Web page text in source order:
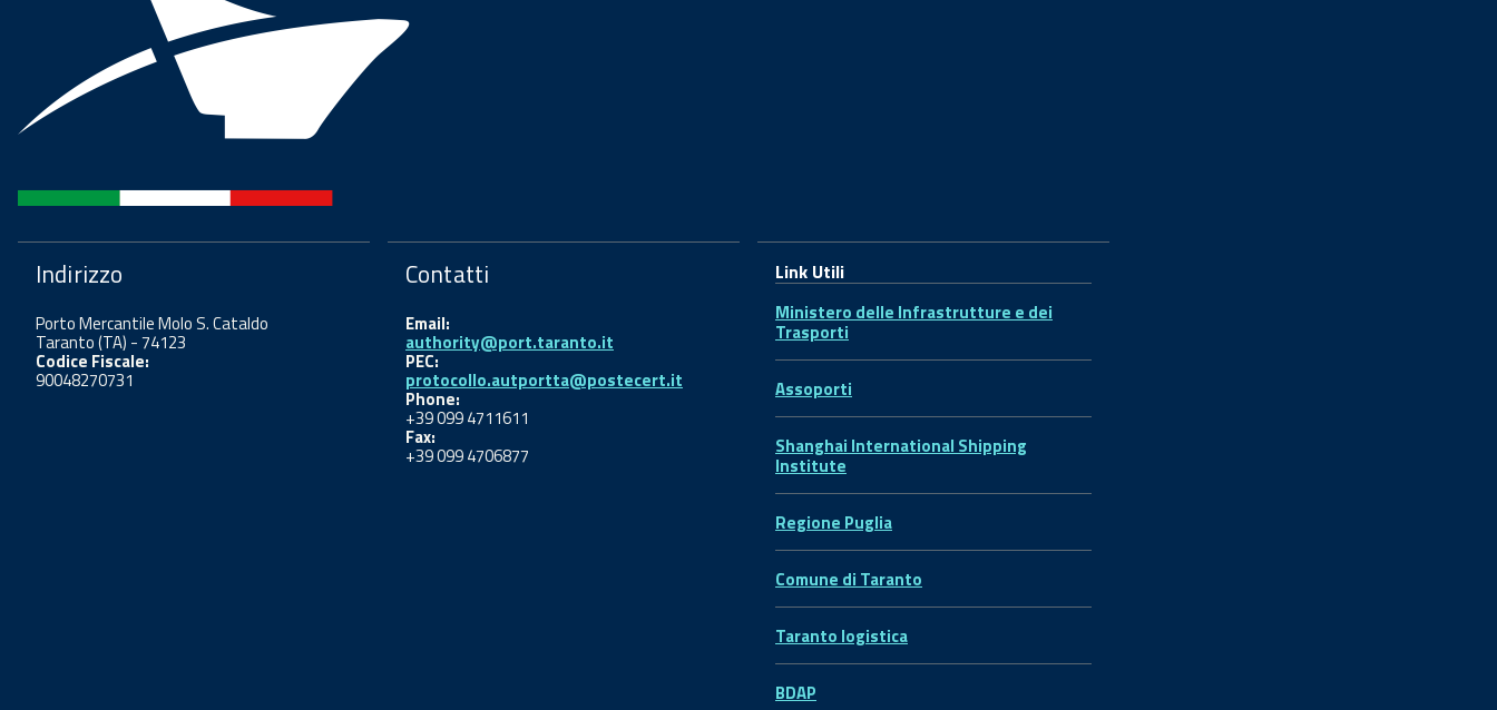
Indirizzo
Porto Mercantile Molo S. Cataldo
Taranto (TA) - 74123
Codice Fiscale:
90048270731
Contatti
Email:
authority@port.taranto.it
PEC:
protocollo.autportta@postecert.it
Phone:
+39 099 4711611
Fax:
+39 099 4706877
Link Utili
Ministero delle Infrastrutture e dei
Trasporti
Assoporti
Shanghai International Shipping
Institute
Regione Puglia
Comune di Taranto
Taranto logistica
BDAP